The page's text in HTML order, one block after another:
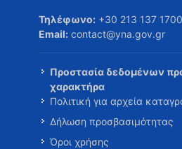
Τηλέφωνο: +30 213 137 1700
Email: contact@yna.gov.gr
Προστασία δεδομένων
χαρακτήρα
Πολιτική για αρχεία
Δήλωση προσβασιμότητας
Όροι χρήσης